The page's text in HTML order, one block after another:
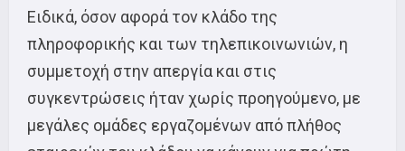
Ειδικά, όσον αφορά τον κλάδο της
πληροφορικής και των τηλεπικοινωνιών, η
συμμετοχή στην απεργία και στις
συγκεντρώσεις ήταν χωρίς προηγούμενο, με
μεγάλες ομάδες εργαζομένων από πλήθος